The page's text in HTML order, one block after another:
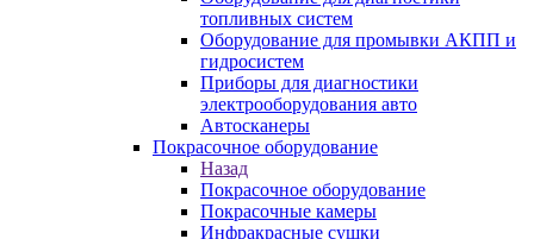
топливных систем
Оборудование для промывки АКПП и
гидросистем
Приборы для диагностики
электрооборудования авто
Автосканеры
Покрасочное оборудование
Назад
Покрасочное оборудование
Покрасочные камеры
Инфракрасные сушки